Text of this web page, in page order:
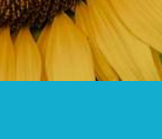
PARTENZA